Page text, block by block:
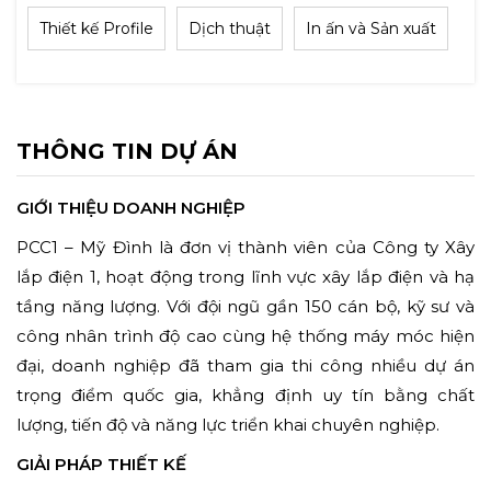
Thiết kế Profile Dịch thuật In ấn và Sản xuất
THÔNG TIN DỰ ÁN
GIỚI THIỆU DOANH NGHIỆP
PCC1 – Mỹ Đình là đơn vị thành viên của Công ty Xây
lắp điện 1, hoạt động trong lĩnh vực xây lắp điện và hạ
tầng năng lượng. Với đội ngũ gần 150 cán bộ, kỹ sư và
công nhân trình độ cao cùng hệ thống máy móc hiện
đại, doanh nghiệp đã tham gia thi công nhiều dự án
trọng điểm quốc gia, khẳng định uy tín bằng chất
lượng, tiến độ và năng lực triển khai chuyên nghiệp.
GIẢI PHÁP THIẾT KẾ